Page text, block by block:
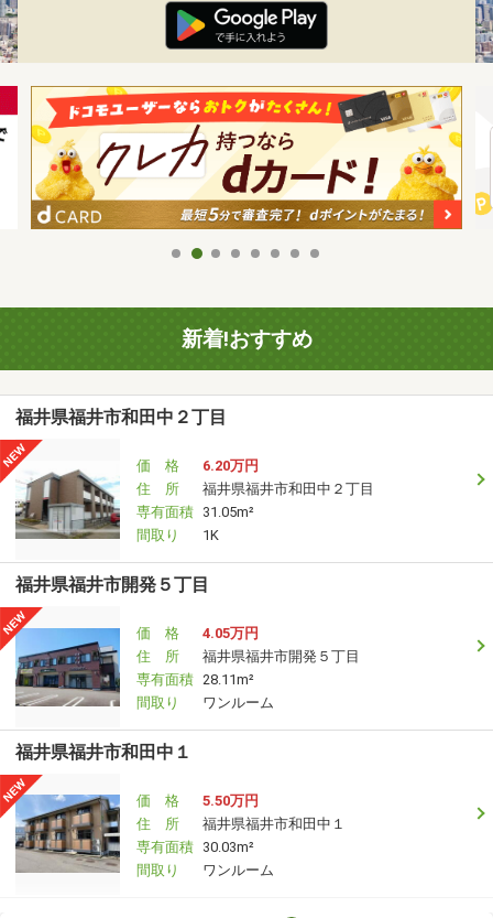
新着!おすすめ
福井県福井市和田中２丁目
価 格
6.20万円
住 所
福井県福井市和田中２丁目
専有面積 31.05m²
間取り
1K
福井県福井市開発５丁目
価 格
4.05万円
住 所
福井県福井市開発５丁目
専有面積 28.11m²
間取り
ワンルーム
福井県福井市和田中１
価 格
5.50万円
住 所
福井県福井市和田中１
専有面積 30.03m²
間取り
ワンルーム